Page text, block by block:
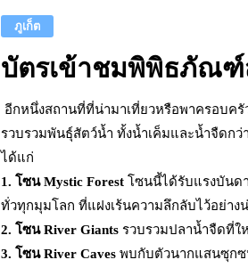
ภูเก็ต
บัตรเข้าชมพิพิธภัณฑ์
อีกหนึ่งสถานที่ที่น่ามาเที่ยวหรือพาครอบครั
รวบรวมพันธุ์สัตว์น้ำ ทั้งน้ำเค็มและน้ำจืดก
ได้แก่
1. โซน Mystic Forest โซนนี้ได้รับแรงบันด
ทั่วทุกมุมโลก ที่แฝงเร้นความลึกลับไว้อย่าง
2. โซน River Giants รวบรวมปลาน้ำจืดที่ใ
3. โซน River Caves พบกับตัวนากแสนซุก